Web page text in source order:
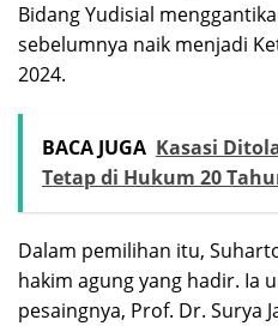
Bidang Yudisial
sebelumnya naik menjadi
2024.
BACA JUGA Kasasi
Tetap di Hukum 20
Dalam pemilihan itu,
hakim agung yang hadir. Ia
pesaingnya, Prof. Dr. Surya